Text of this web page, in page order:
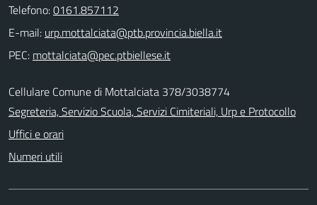
Telefono:0161.857112
E-mail:
PEC:
Cellulare Comune di Mottalciata 378/3038774
Segreteria, Servizio Scuola, Servizi Cimiteriali, Urp e Protocollo
Uffici e orari
Numeri utili